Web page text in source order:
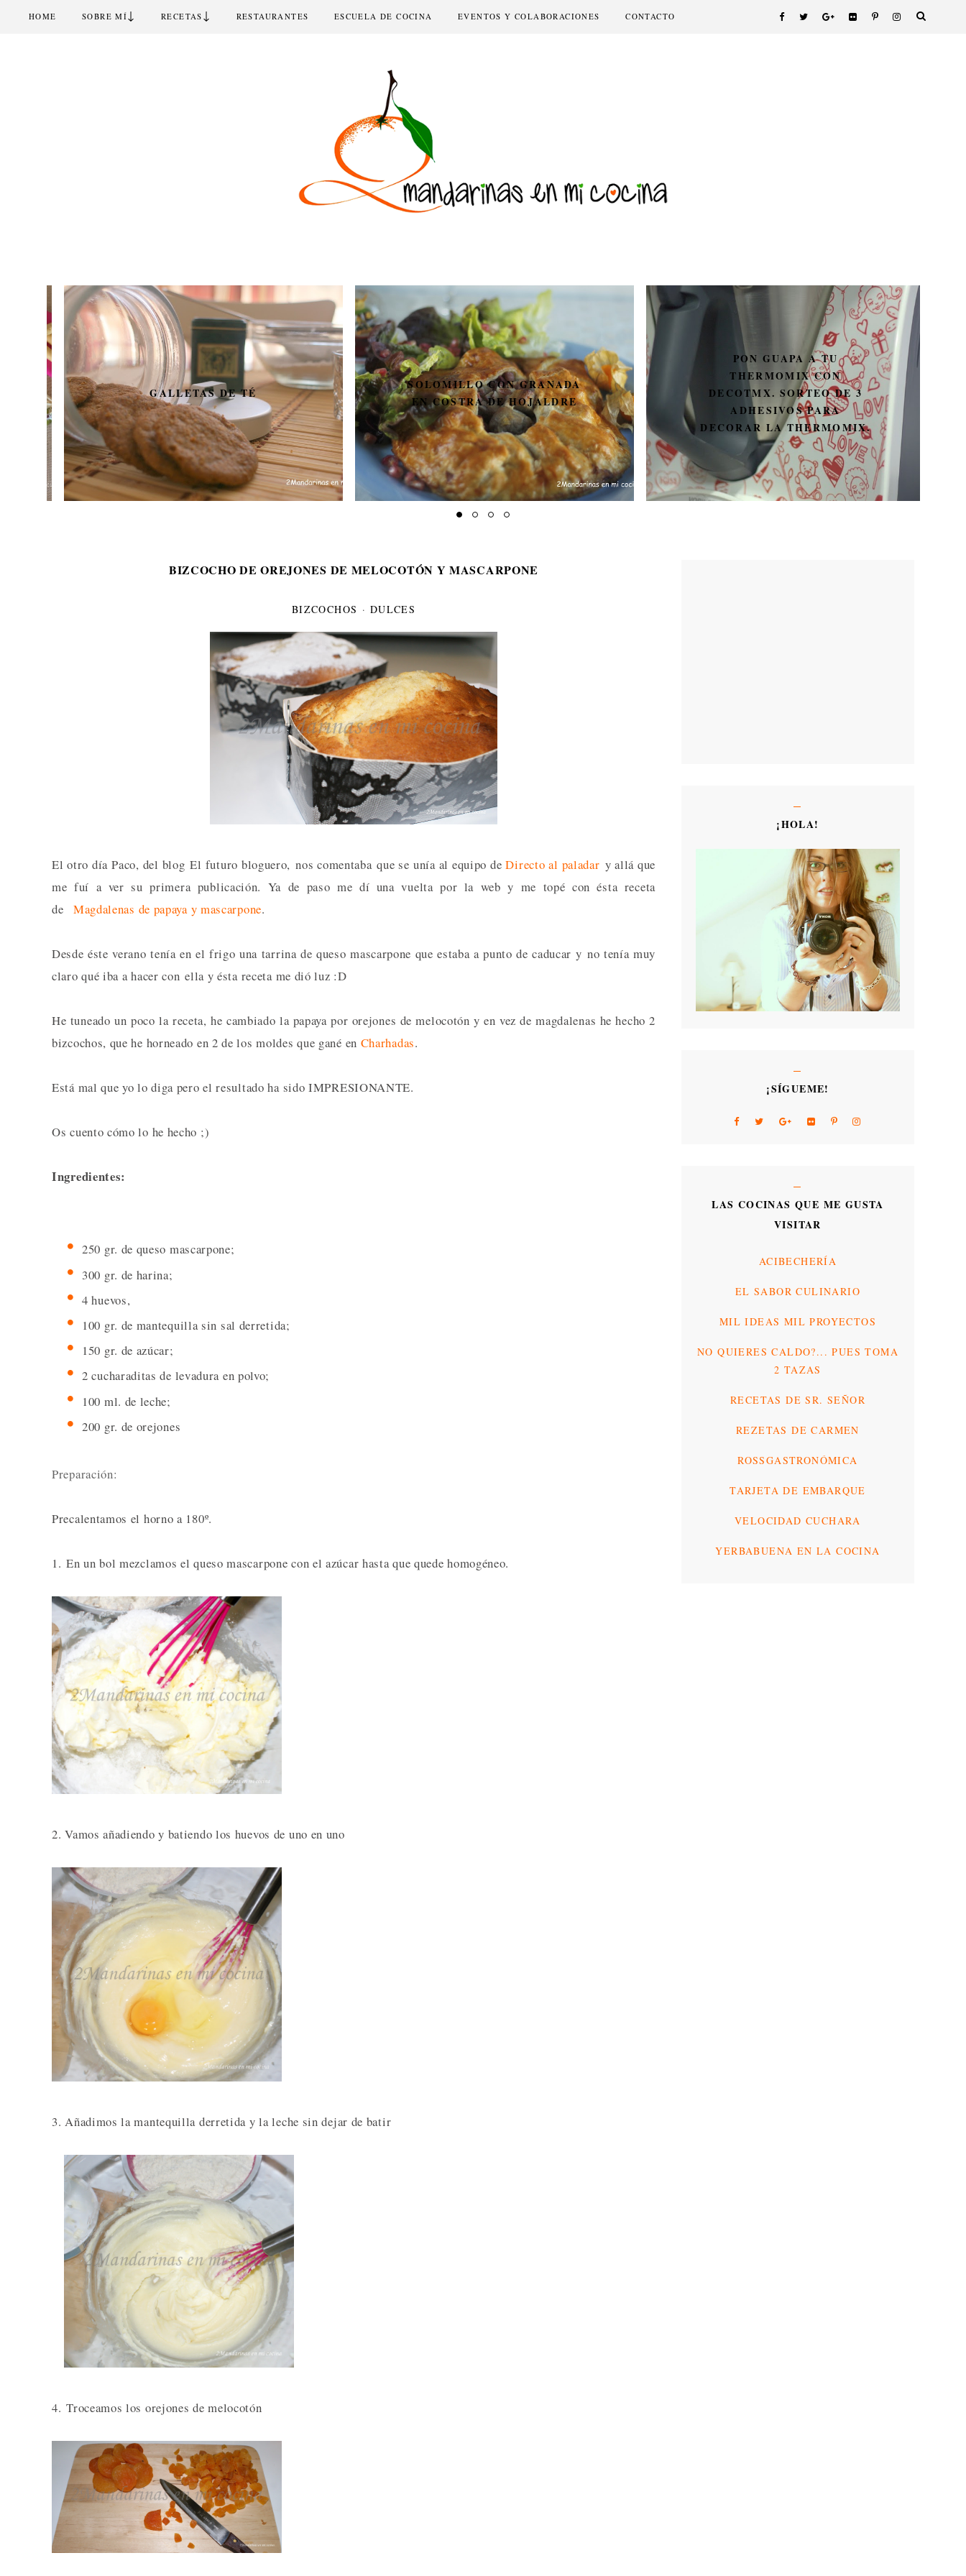
HOME SOBRE MÍ↓ RECETAS ↓ RESTAURANTES ESCUELA DE COCINA EVENTOS Y COLABORACIONES CONTACTO
GALLETAS DE TÉ
SOLOMILLO CON GRANADA
EN COSTRA DE HOJALDRE
PON GUAPA A TU
THERMOMIX CON
DECOTMX. SORTEO DE 3
ADHESIVOS PARA
DECORAR LA THERMOMIX.
BIZCOCHO DE OREJONES DE MELOCOTÓN Y MASCARPONE
BIZCOCHOS · DULCES
El otro día Paco, del blog El futuro bloguero, nos comentaba que se unía al equipo deDirecto al paladar y allá que
me fuí a ver su primera publicación. Ya de paso me dí una vuelta por la web y me topé con ésta receta
de Magdalenas de papaya y mascarpone.
Desde éste verano tenía en el frigo una tarrina de queso mascarpone que estaba a punto de caducar y no tenía muy
claro qué iba a hacer con ella y ésta receta me dió luz :D
He tuneado un poco la receta, he cambiado la papaya por orejones de melocotón y en vez de magdalenas he hecho 2
bizcochos, que he horneado en 2 de los moldes que gané en Charhadas.
Está mal que yo lo diga pero el resultado ha sido IMPRESIONANTE.
Os cuento cómo lo he hecho ;)
Ingredientes:
250 gr. de queso mascarpone;
300 gr. de harina;
4 huevos,
100 gr. de mantequilla sin sal derretida;
150 gr. de azúcar;
2 cucharaditas de levadura en polvo;
100 ml. de leche;
200 gr. de orejones
Preparación:
Precalentamos el horno a 180º.
1. En un bol mezclamos el queso mascarpone con el azúcar hasta que quede homogéneo.
2. Vamos añadiendo y batiendo los huevos de uno en uno
3. Añadimos la mantequilla derretida y la leche sin dejar de batir
4. Troceamos los orejones de melocotón
¡HOLA!
¡SÍGUEME!
LAS COCINAS QUE ME GUSTA
VISITAR
ACIBECHERÍA
EL SABOR CULINARIO
MIL IDEAS MIL PROYECTOS
NO QUIERES CALDO?... PUES TOMA
2 TAZAS
RECETAS DE SR. SEÑOR
REZETAS DE CARMEN
ROSSGASTRONÓMICA
TARJETA DE EMBARQUE
VELOCIDAD CUCHARA
YERBABUENA EN LA COCINA